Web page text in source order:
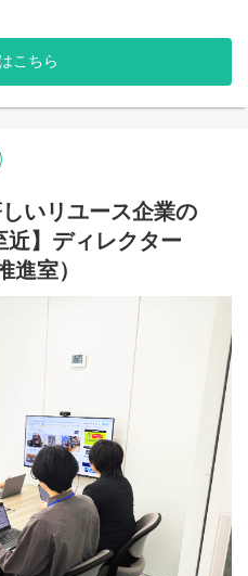
きなやりがいを感じることが
けでなく、商品研修を他スタ
能力、適正に応じてご担当い
、自身がもつ様々な強みや特
身のスキルアップや成長に繋
野の商品知識や査定知識を学
ランスを保ち安心して長く働
積もり担当者を募集いたしま
おります。
可否などの対応や弊社のサー
。
をご覧くださいませ。
内容を確認し、簡単なヒアリン
レートやマニュアルがあるた
です。
望日の確認など、お客様の相
や勧誘は一切ありません。
へ入力するなど、簡単な事務
作（文字入力）ができればOKで
社とのやり取りも発生しま
った流れに沿って進められま
整理など、周辺のサポート業
こちら
いリユース企業の
】ディレクター
進室）